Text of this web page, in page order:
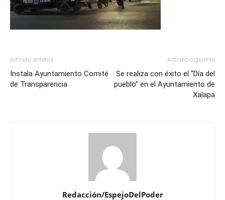
Artículo anterior
Instala Ayuntamiento Comité
de Transparencia
Artículo siguiente
Se realiza con éxito el “Día del
pueblo” en el Ayuntamiento de
Xalapa
Redacción/EspejoDelPoder